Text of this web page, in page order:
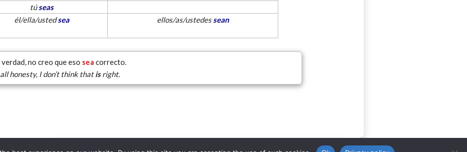
túseas
él/ella/ustedsea ellos/as/ustedessean
verdad, no creo que eso sea correcto.
honesty, I don’t think thatisright.